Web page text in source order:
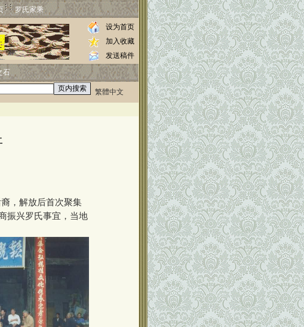
罗氏家乘
设为首页
加入收藏
发送稿件
石
繁體中文
，解放后首次聚集
振兴罗氏事宜，当地